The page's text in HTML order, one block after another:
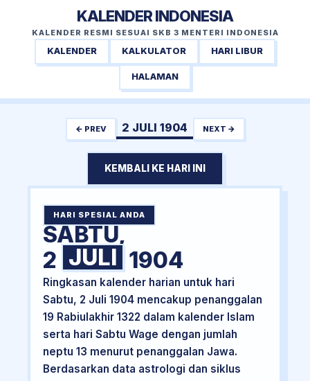
KALENDER INDONESIA
KALENDER RESMI SESUAI SKB 3 MENTERI INDONESIA
KALENDER KALKULATOR HARI LIBUR
HALAMAN
← PREV 2 JULI 1904 NEXT →
KEMBALI KE HARI INI
HARI SPESIAL ANDA
SABTU,
2 JULI 1904
Ringkasan kalender harian untuk hari
Sabtu, 2 Juli 1904 mencakup penanggalan
19 Rabiulakhir 1322 dalam kalender Islam
serta hari Sabtu Wage dengan jumlah
neptu 13 menurut penanggalan Jawa.
Berdasarkan data astrologi dan siklus